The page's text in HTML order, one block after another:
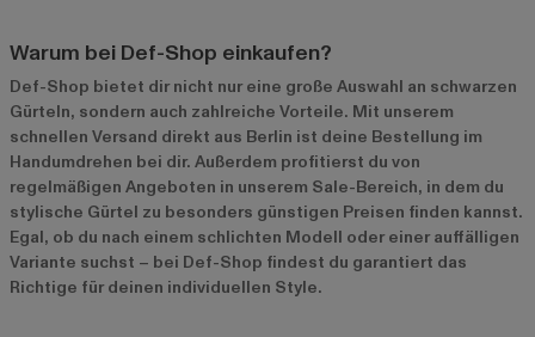
Warum bei Def-Shop einkaufen?
Def-Shop bietet dir nicht nur eine große Auswahl an schwarzen
Gürteln, sondern auch zahlreiche Vorteile. Mit unserem
schnellen Versand direkt aus Berlin ist deine Bestellung im
Handumdrehen bei dir. Außerdem profitierst du von
regelmäßigen Angeboten in unserem Sale-Bereich, in dem du
stylische Gürtel zu besonders günstigen Preisen finden kannst.
Egal, ob du nach einem schlichten Modell oder einer auffälligen
Variante suchst – bei Def-Shop findest du garantiert das
Richtige für deinen individuellen Style.